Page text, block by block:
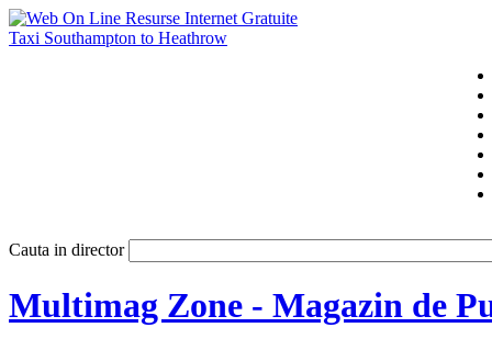
Taxi Southampton to Heathrow
Cauta in director
Multimag Zone - Magazin de